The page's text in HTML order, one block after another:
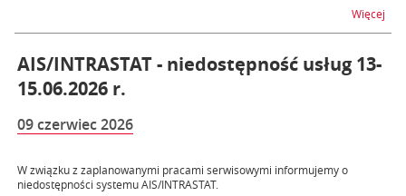
Więcej
AIS/INTRASTAT - niedostępność usług 13-
15.06.2026 r.
09 czerwiec 2026
W związku z zaplanowanymi pracami serwisowymi informujemy o
niedostępności systemu AIS/INTRASTAT.